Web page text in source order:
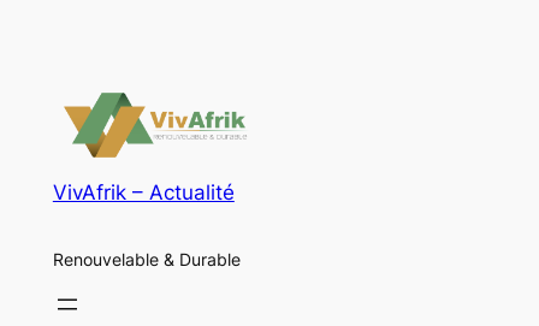
VivAfrik – Actualité
Renouvelable & Durable